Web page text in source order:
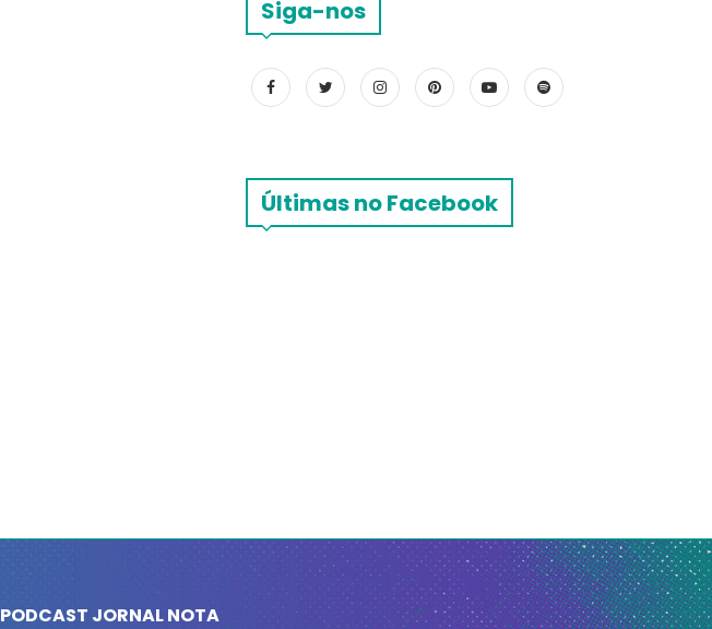
Siga-nos
Últimas no Facebook
PODCAST JORNAL NOTA